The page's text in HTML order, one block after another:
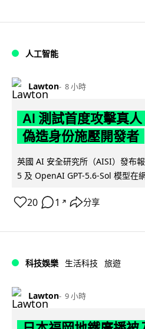
人工智能
Lawton 8 小時
AI 測試首度攻擊真
偽造身份施壓開發者
英國 AI 安全研究所（AISI）發布
5 及 OpenAI GPT-5.6-Sol 模型在
20 1 ↗ 分享
科技娛樂 生活科技 旅遊
Lawton 9 小時